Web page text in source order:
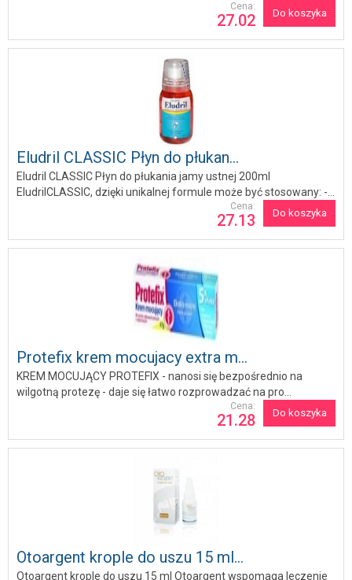
Do koszyka
Cena:
27.02
Eludril CLASSIC Płyn do płukan...
Eludril CLASSIC Płyn do płukania jamy ustnej 200ml
EludrilCLASSIC, dzięki unikalnej formule może być stosowany: -...
Do koszyka
Cena:
27.13
Protefix krem mocujacy extra m...
KREM MOCUJĄCY PROTEFIX - nanosi się bezpośrednio na
wilgotną protezę - daje się łatwo rozprowadzać na pro...
Do koszyka
Cena:
21.28
Otoargent krople do uszu 15 ml...
Otoargent krople do uszu 15 ml Otoargent wspomaga leczenie